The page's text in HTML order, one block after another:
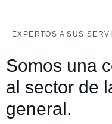
EXPERTOS A SUS
Somos una
al sector de
general.